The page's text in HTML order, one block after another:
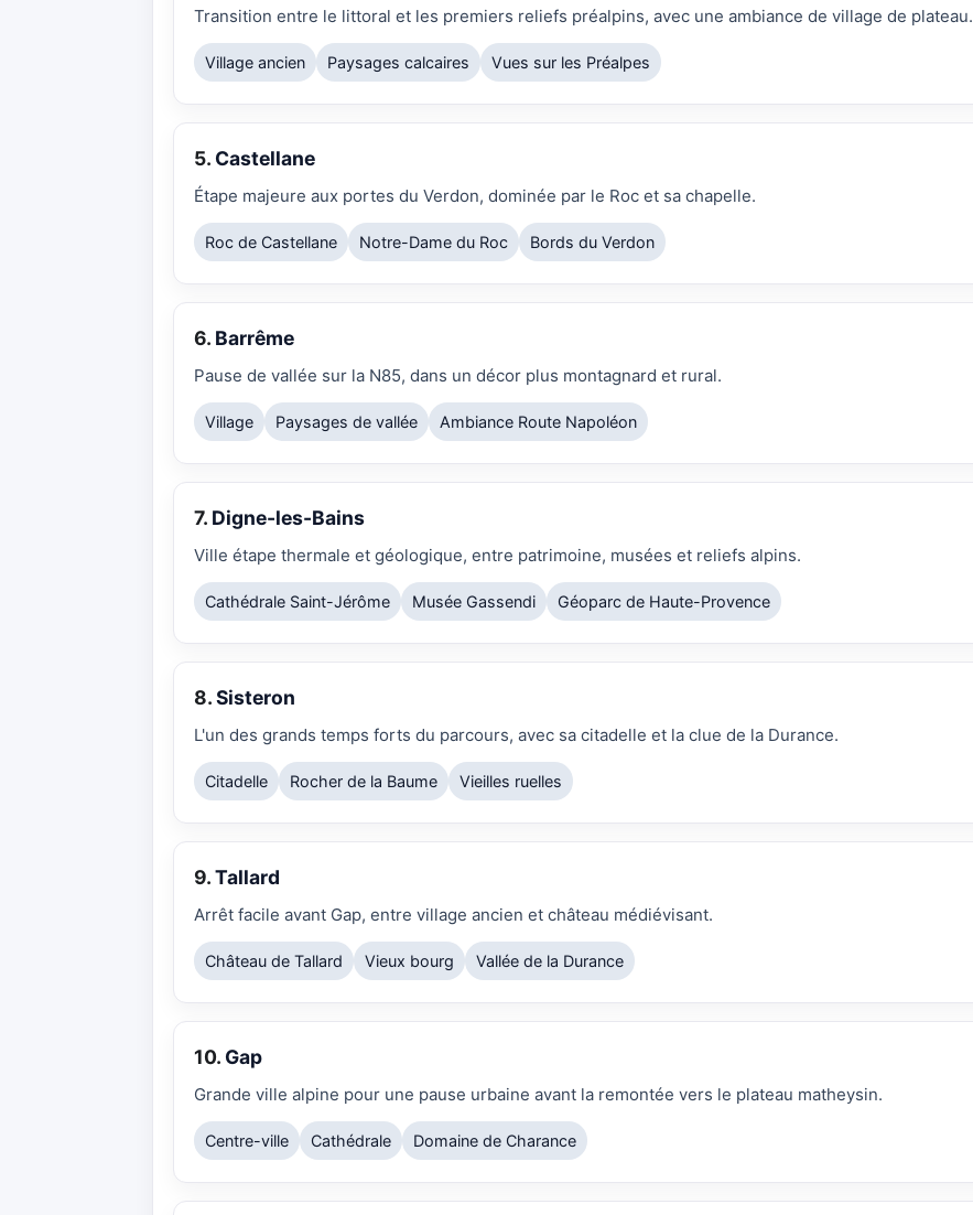
Transition entre le littoral et les premiers reliefs préalpins, avec une ambiance de village de plateau.
Village ancien Paysages calcaires Vues sur les Préalpes
5. Castellane
Étape majeure aux portes du Verdon, dominée par le Roc et sa chapelle.
Roc de Castellane Notre-Dame du Roc Bords du Verdon
6. Barrême
Pause de vallée sur la N85, dans un décor plus montagnard et rural.
Village Paysages de vallée Ambiance Route Napoléon
7. Digne-les-Bains
Ville étape thermale et géologique, entre patrimoine, musées et reliefs alpins.
Cathédrale Saint-Jérôme Musée Gassendi Géoparc de Haute-Provence
8.Sisteron
L'un des grands temps forts du parcours, avec sa citadelle et la clue de la Durance.
Citadelle Rocher de la Baume Vieilles ruelles
9.Tallard
Arrêt facile avant Gap, entre village ancien et château médiévisant.
Château de Tallard Vieux bourg Vallée de la Durance
10. Gap
Grande ville alpine pour une pause urbaine avant la remontée vers le plateau matheysin.
Centre-ville Cathédrale Domaine de Charance